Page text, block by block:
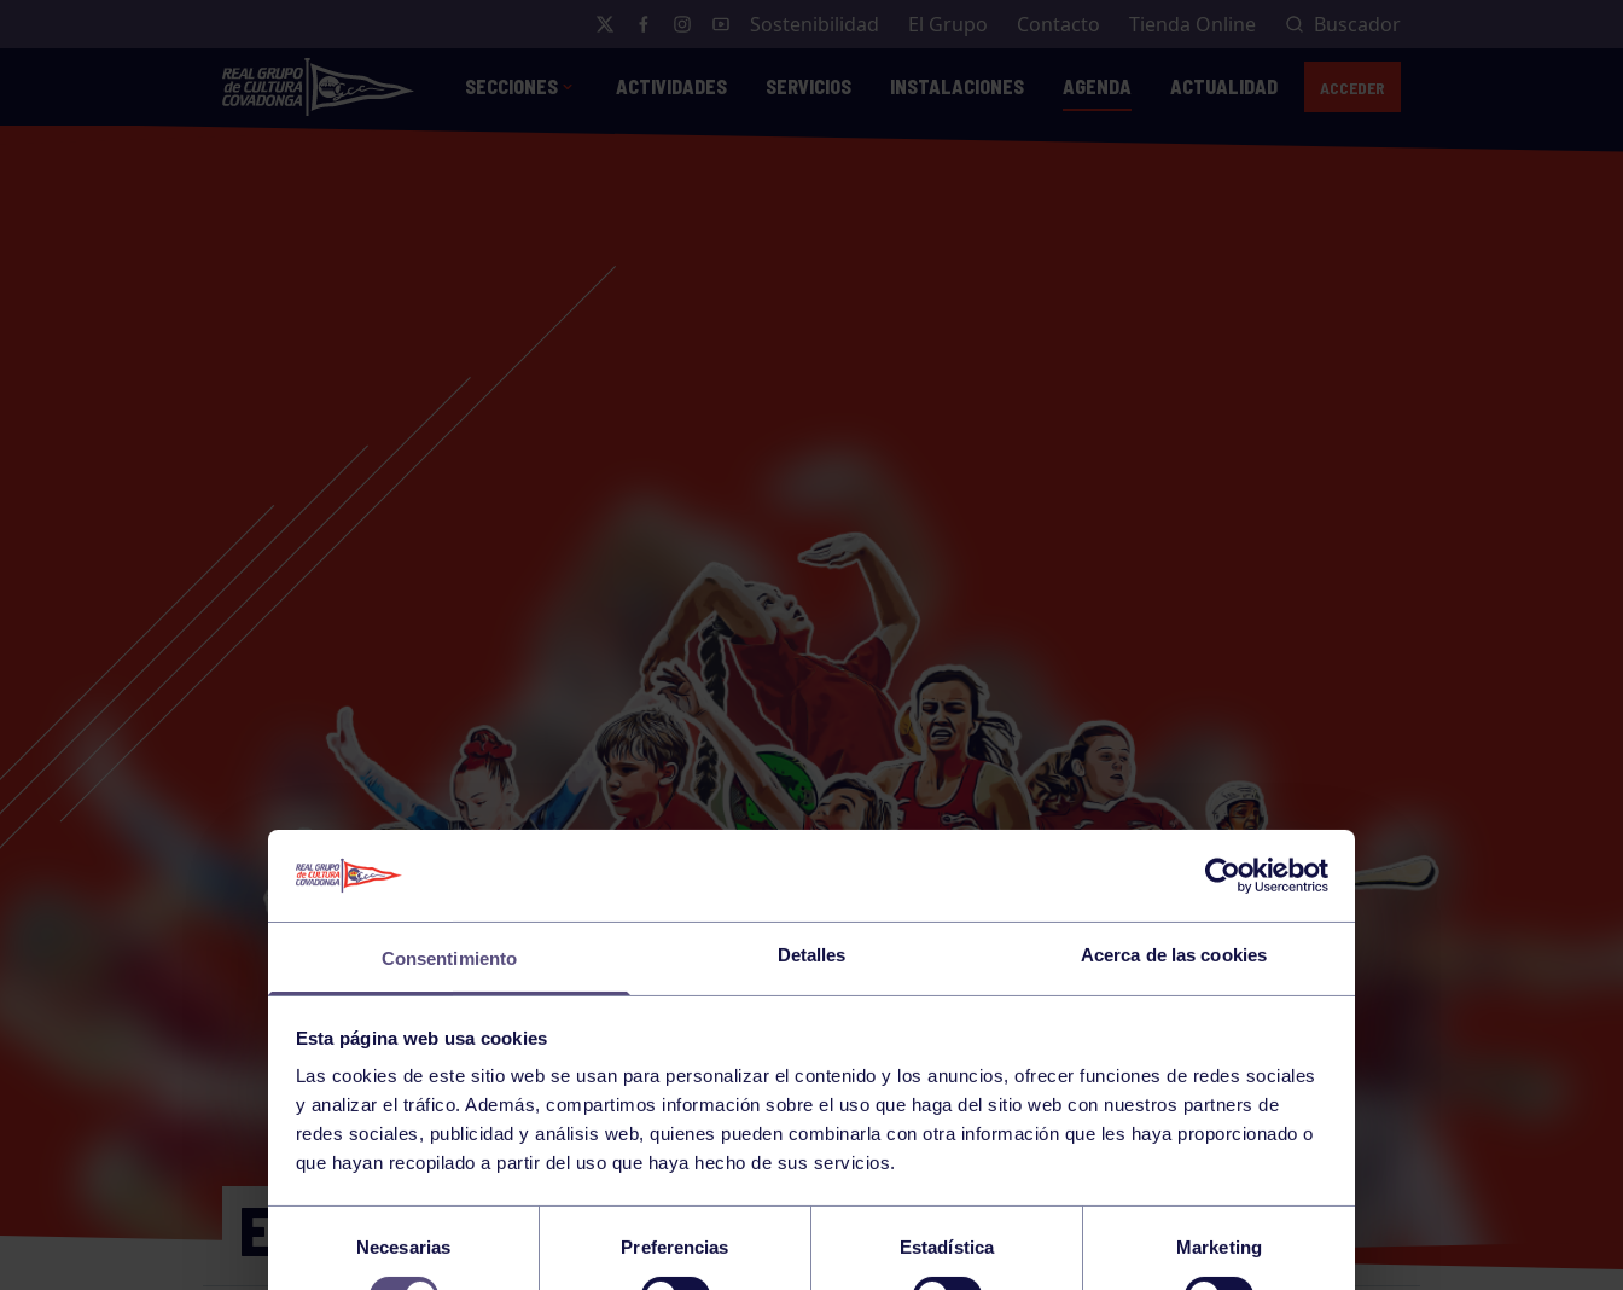
Consentimiento Detalles Acerca de las cookies
Esta página web usa cookies
Las cookies de este sitio web se usan para personalizar el contenido y los anuncios, ofrecer funciones de redes sociales
y analizar el tráfico. Además, compartimos información sobre el uso que haga del sitio web con nuestros partners de
redes sociales, publicidad y análisis web, quienes pueden combinarla con otra información que les haya proporcionado o
que hayan recopilado a partir del uso que haya hecho de sus servicios.
Selección
de
consentimiento
Necesarias Preferencias Estadística Marketing
Sostenibilidad El Grupo Contacto Tienda Online Buscador
SECCIONES ACTIVIDADES SERVICIOS INSTALACIONES AGENDA ACTUALIDAD ACCEDER
29 SATURDAY
MARCH
EXC. MONTAÑA 29/3 RUTA DEL CARES